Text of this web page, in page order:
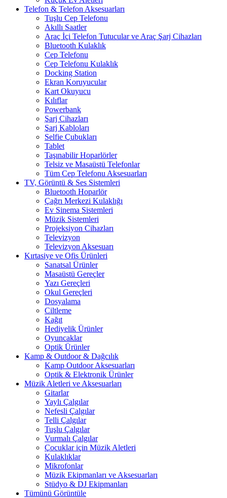
Telefon & Telefon Aksesuarları
Tuşlu Cep Telefonu
Akıllı Saatler
Araç İçi Telefon Tutucular ve Araç Şarj Cihazları
Bluetooth Kulaklık
Cep Telefonu
Cep Telefonu Kulaklık
Docking Station
Ekran Koruyucular
Kart Okuyucu
Kılıflar
Powerbank
Şarj Cihazları
Şarj Kabloları
Selfie Çubukları
Tablet
Taşınabilir Hoparlörler
Telsiz ve Masaüstü Telefonlar
Tüm Cep Telefonu Aksesuarları
TV, Görüntü & Ses Sistemleri
Bluetooth Hoparlör
Çağrı Merkezi Kulaklığı
Ev Sinema Sistemleri
Müzik Sistemleri
Projeksiyon Cihazları
Televizyon
Televizyon Aksesuarı
Kırtasiye ve Ofis Ürünleri
Sanatsal Ürünler
Masaüstü Gereçler
Yazı Gereçleri
Okul Gereçleri
Dosyalama
Ciltleme
Kağıt
Hediyelik Ürünler
Oyuncaklar
Optik Ürünler
Kamp & Outdoor & Dağcılık
Kamp Outdoor Aksesuarları
Optik & Elektronik Ürünler
Müzik Aletleri ve Aksesuarları
Gitarlar
Yaylı Çalgılar
Nefesli Çalgılar
Telli Çalgılar
Tuşlu Çalgılar
Vurmalı Çalgılar
Çocuklar için Müzik Aletleri
Kulaklıklar
Mikrofonlar
Müzik Ekipmanları ve Aksesuarları
Stüdyo & DJ Ekipmanları
Tümünü Görüntüle